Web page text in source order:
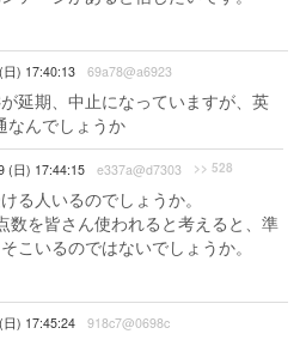
) 17:40:13 69a78@a6923
延期、中止になっていますが、英
なんでしょうか
(日) 17:44:15 e337a@d7303 >> 528
る人いるのでしょうか。
数を皆さん使われると考えると、準
こいるのではないでしょうか。
) 17:45:24 918c7@0698c